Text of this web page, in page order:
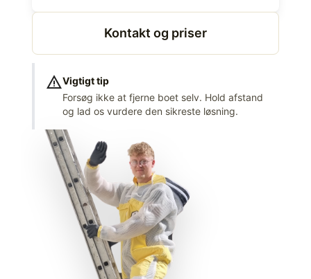
Kontakt og priser
warningVigtigt tip
Forsøg ikke at fjerne boet selv. Hold afstand
og lad os vurdere den sikreste løsning.